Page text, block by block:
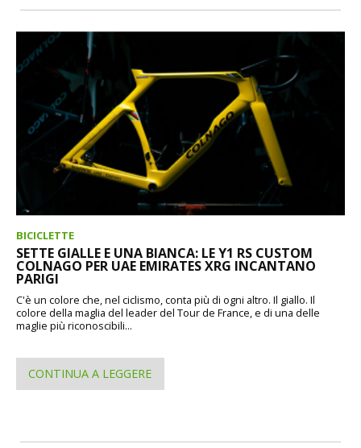
BICICLETTE
SETTE GIALLE E UNA BIANCA: LE Y1 RS CUSTOM
COLNAGO PER UAE EMIRATES XRG INCANTANO
PARIGI
C'è un colore che, nel ciclismo, conta più di ogni altro. Il giallo. Il
colore della maglia del leader del Tour de France, e di una delle
maglie più riconoscibili...
CONTINUA A LEGGERE